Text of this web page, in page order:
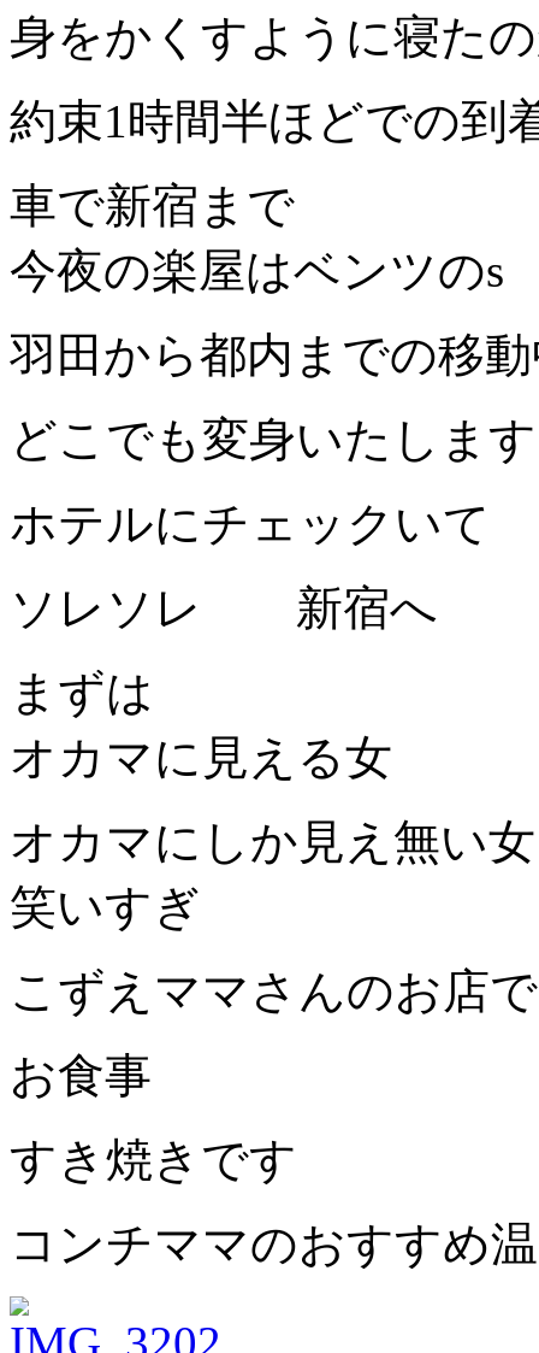
身をかくすように寝た
約束1時間半ほどでの到
車で新宿まで
今夜の楽屋はベンツのs
羽田から都内までの移
どこでも変身いたします
ホテルにチェックいて
ソレソレ 新宿へ
まずは
オカマに見える女
オカマにしか見え無い女
笑いすぎ
こずえママさんのお店で
お食事
すき焼きです
コンチママのおすすめ